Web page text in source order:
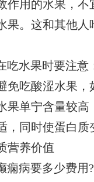
作用的水果，不
果。这和其他人
吃水果时要注意
免吃酸涩水果，
果单宁含量较高
，同时使蛋白质
营养价值
痫病要多少费用